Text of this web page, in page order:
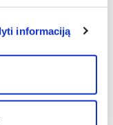
informaciją
(stambus sriegis)